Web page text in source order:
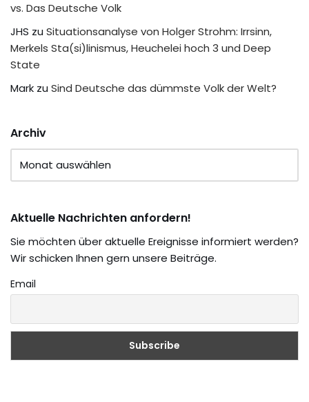
vs. Das Deutsche Volk
JHS zu Situationsanalyse von Holger Strohm: Irrsinn,
Merkels Sta(si)linismus, Heuchelei hoch 3 und Deep
State
Mark zu Sind Deutsche das dümmste Volk der Welt?
Archiv
Aktuelle Nachrichten anfordern!
Sie möchten über aktuelle Ereignisse informiert werden?
Wir schicken Ihnen gern unsere Beiträge.
Email